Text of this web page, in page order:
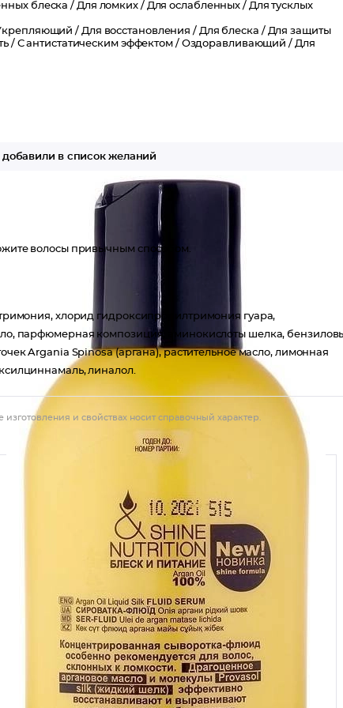
блеска / Для ломких / Для ослабленных / Для тусклых
/ Для восстановления / Для блеска / Для защиты
/ С антистатическим эффектом / Оздоравливающий / Для
добавили в список желаний
волосы привычным способом.
хлорид гидроксипропилтримония гуара,
парфюмерная композиция, аминокислоты шелка,
Argania Spinosa (аргана), растительное масло, лимонная
линалол.
и свойствах носит справочный характер.